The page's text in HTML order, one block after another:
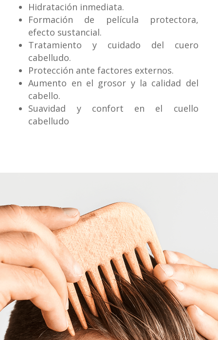
Hidratación inmediata.
Formación de película protectora,
efecto sustancial.
Tratamiento y cuidado del cuero
cabelludo.
Protección ante factores externos.
Aumento en el grosor y la calidad del
cabello.
Suavidad y confort en el cuello
cabelludo